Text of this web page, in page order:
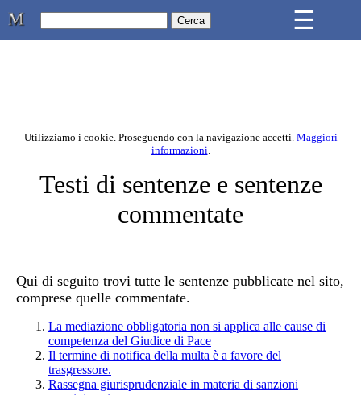
Studio Legale Mongiovì ☰
Contenuto principale della pagina
Utilizziamo i cookie. Proseguendo con la navigazione accetti. Maggiori
informazioni.
Testi di sentenze e sentenze
commentate
Qui di seguito trovi tutte le sentenze pubblicate nel sito,
comprese quelle commentate.
La mediazione obbligatoria non si applica alle cause di
competenza del Giudice di Pace
Il termine di notifica della multa è a favore del
trasgressore.
Rassegna giurisprudenziale in materia di sanzioni